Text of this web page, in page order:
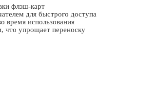
флэш-карт
для быстрого доступа
время использования
что упрощает переноску